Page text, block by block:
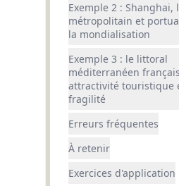
Exemple 2 : Shanghai,
métropolitain et
la mondialisation
Exemple 3 : le littoral
méditerranéen
attractivité touristique
fragilité
Erreurs fréquentes
À retenir
Exercices d'application